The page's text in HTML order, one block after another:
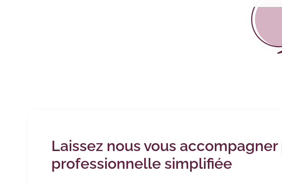
Laissez nous vous
professionnelle simplifiée